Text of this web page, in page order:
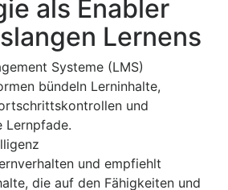
als Enabler
Lernens
Systeme (LMS)
bündeln Lerninhalte,
und
Lernpfade.
und empfiehlt
die auf den Fähigkeiten und